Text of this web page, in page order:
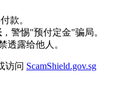
款。
，警惕"预付定金"骗局。
透露给他人。
访问 ScamShield.gov.sg